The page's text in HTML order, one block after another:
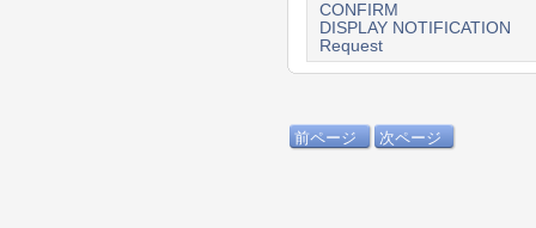
CONFIRM
DISPLAY NOTIFICATION
Request
前ページ 次ページ